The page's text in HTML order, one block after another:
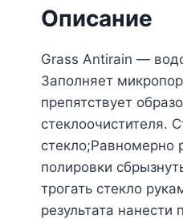
Описание
Grass Antirain —
Заполняет
препятствует
стеклоочистителя.
стекло;Равномерно
полировки
трогать стекло
результата